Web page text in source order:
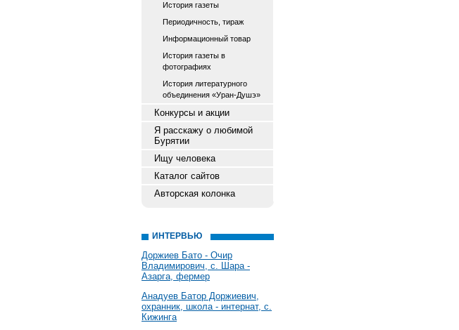
История газеты
Периодичность, тираж
Информационный товар
История газеты в
фотографиях
История литературного
объединения «Уран-Душэ»
Конкурсы и акции
Я расскажу о любимой
Бурятии
Ищу человека
Каталог сайтов
Авторская колонка
ИНТЕРВЬЮ
Доржиев Бато - Очир
Владимирович, с. Шара -
Азарга, фермер
Анадуев Батор Доржиевич,
охранник, школа - интернат, с.
Кижинга